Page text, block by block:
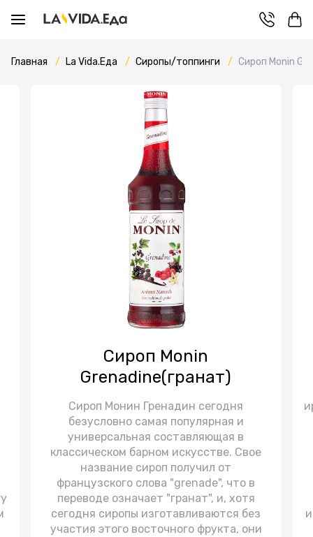
Главная La Vida.Еда Сиропы/топпинги Сироп Monin
Сироп Monin
Grenadine(гранат)
Сироп Монин Гренадин сегодня
безусловно самая популярная и
универсальная составляющая в
классическом барном искусстве. Свое
название сироп получил от
французского слова "grenade", что в
переводе означает "гранат", и, хотя
сегодня сиропы изготавливаются без
участия этого восточного фрукта, они